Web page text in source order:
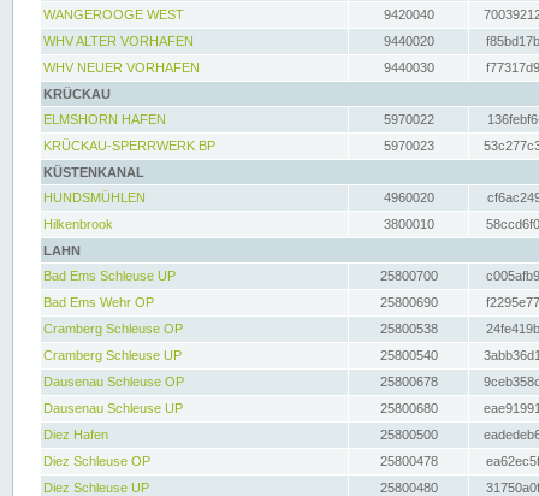
WANGEROOGE WEST
9420040
WHV ALTER VORHAFEN
9440020
WHV NEUER VORHAFEN
9440030
KRÜCKAU
ELMSHORN HAFEN
5970022
KRÜCKAU-SPERRWERK BP
5970023
KÜSTENKANAL
HUNDSMÜHLEN
4960020
Hilkenbrook
3800010
LAHN
Bad Ems Schleuse UP
25800700
Bad Ems Wehr OP
25800690
Cramberg Schleuse OP
25800538
Cramberg Schleuse UP
25800540
Dausenau Schleuse OP
25800678
Dausenau Schleuse UP
25800680
Diez Hafen
25800500
Diez Schleuse OP
25800478
Diez Schleuse UP
25800480